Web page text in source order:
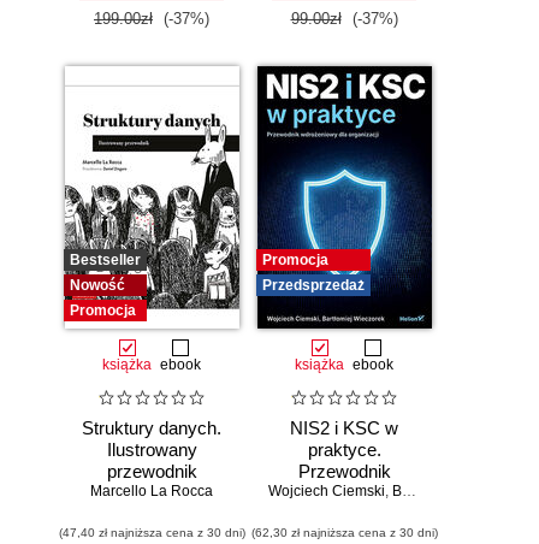
systemów
199.00zł (-37%) 99.00zł (-37%)
Bestseller
Nowość
Promocja
książka ebook
Struktury danych.
Ilustrowany
przewodnik
Marcello La Rocca
(47,40 zł najniższa cena z 30 dni)
Promocja
Przedsprzedaż
książka ebook
NIS2 i KSC w
praktyce.
Przewodnik
wdrożeniowy dla
Wojciech Ciemski, Bartłomiej Wieczorek
(62,30 zł najniższa cena z 30 dni)